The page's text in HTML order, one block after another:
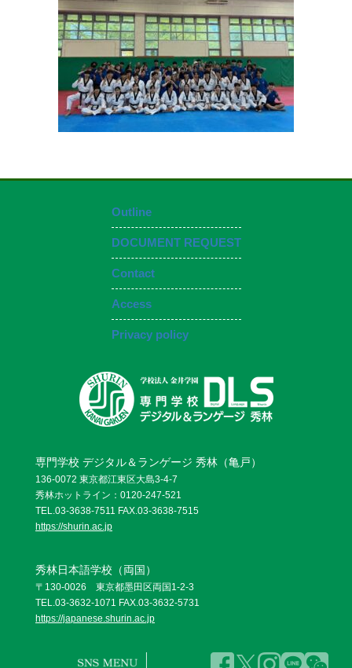
資料請求
OPENキャンパス
Outline
DOCUMENT REQUEST
Contact
Access
Privacy policy
専門学校 デジタル＆ランゲージ 秀林（亀戸）
136-0072 東京都江東区大島3-4-7
秀林ホットライン：0120-247-521
TEL.03-3638-7511 FAX.03-3638-7515
https://shurin.ac.jp
秀林日本語学校（両国）
〒130-0026 東京都墨田区両国1-2-3
TEL.03-3632-1071 FAX.03-3632-5731
https://japanese.shurin.ac.jp